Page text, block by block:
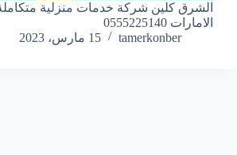
الشرق كلين شركة خدمات منزلية
الامارات 0555225140
tamerkonber
15 مارس، 2023